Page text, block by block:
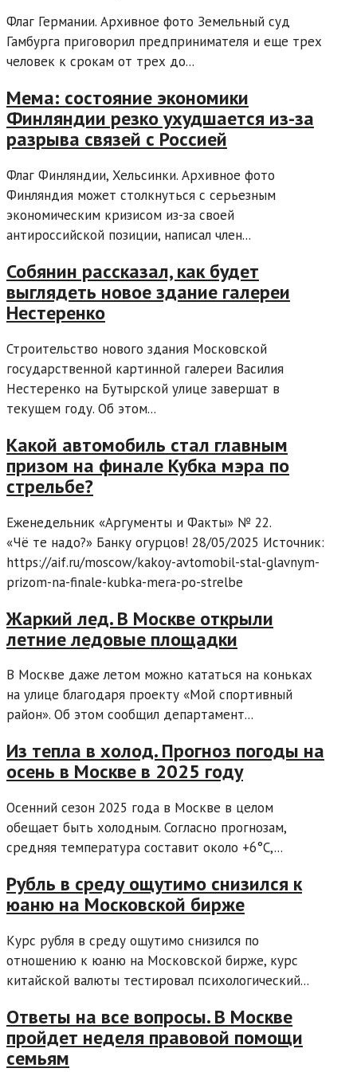
Флаг Германии. Архивное фото Земельный суд
Гамбурга приговорил предпринимателя и еще трех
человек к срокам от трех до...
Мема: состояние экономики
Финляндии резко ухудшается из-за
разрыва связей с Россией
Флаг Финляндии, Хельсинки. Архивное фото
Финляндия может столкнуться с серьезным
экономическим кризисом из-за своей
антироссийской позиции, написал член...
Собянин рассказал, как будет
выглядеть новое здание галереи
Нестеренко
Строительство нового здания Московской
государственной картинной галереи Василия
Нестеренко на Бутырской улице завершат в
текущем году. Об этом...
Какой автомобиль стал главным
призом на финале Кубка мэра по
стрельбе?
Еженедельник «Аргументы и Факты» № 22.
«Чё те надо?» Банку огурцов! 28/05/2025 Источник:
https://aif.ru/moscow/kakoy-avtomobil-stal-glavnym-
prizom-na-finale-kubka-mera-po-strelbe
Жаркий лед. В Москве открыли
летние ледовые площадки
В Москве даже летом можно кататься на коньках
на улице благодаря проекту «Мой спортивный
район». Об этом сообщил департамент...
Из тепла в холод. Прогноз погоды на
осень в Москве в 2025 году
Осенний сезон 2025 года в Москве в целом
обещает быть холодным. Согласно прогнозам,
средняя температура составит около +6°C,...
Рубль в среду ощутимо снизился к
юаню на Московской бирже
Курс рубля в среду ощутимо снизился по
отношению к юаню на Московской бирже, курс
китайской валюты тестировал психологический...
Ответы на все вопросы. В Москве
пройдет неделя правовой помощи
семьям